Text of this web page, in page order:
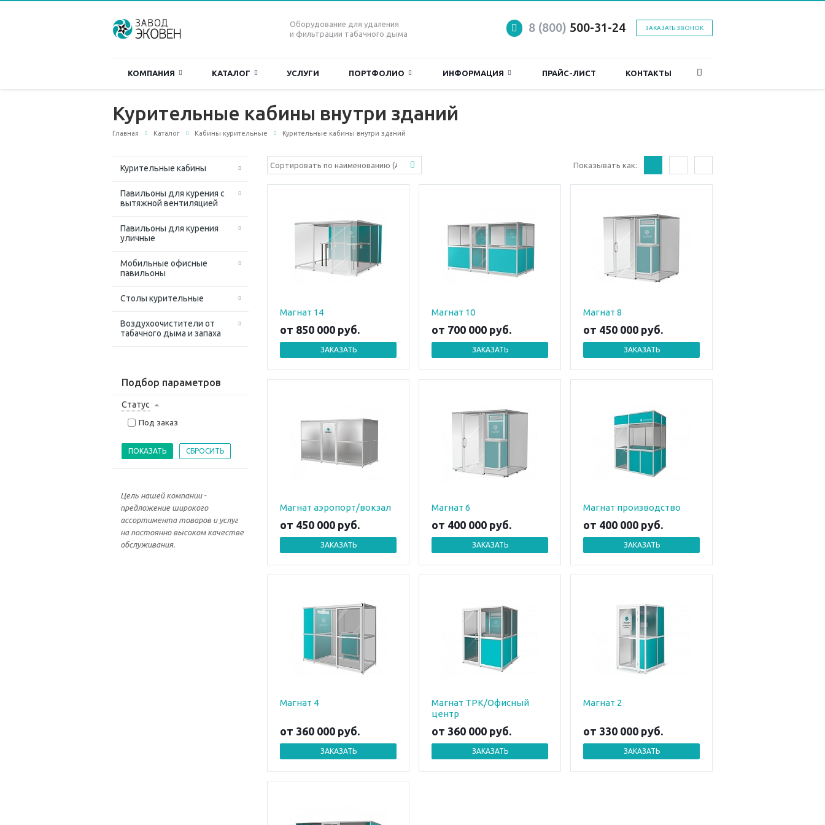
Оборудование для удаления
и фильтрации табачного дыма
ЗАКАЗАТЬ ЗВОНОК
8 (800) 500-31-24
КОМПАНИЯ КАТАЛОГ УСЛУГИ ПОРТФОЛИО ИНФОРМАЦИЯ ПРАЙС-ЛИСТ КОНТАКТЫ
Курительные кабины внутри зданий
Главная Каталог Кабины курительные Курительные кабины внутри зданий
Курительные кабины
Павильоны для курения с
вытяжной вентиляцией
Павильоны для курения
уличные
Мобильные офисные
павильоны
Столы курительные
Воздухоочистители от
табачного дыма и запаха
Подбор параметров
Статус
Под заказ
Цель нашей компании -
предложение широкого
ассортимента товаров и услуг
на постоянно высоком качестве
обслуживания.
Показывать как:
Магнат 14
от 850 000 руб.
ЗАКАЗАТЬ
Магнат 10
от 700 000 руб.
ЗАКАЗАТЬ
Магнат 8
от 450 000 руб.
ЗАКАЗАТЬ
Магнат аэропорт/вокзал
от 450 000 руб.
ЗАКАЗАТЬ
Магнат 6
от 400 000 руб.
ЗАКАЗАТЬ
Магнат производство
от 400 000 руб.
ЗАКАЗАТЬ
Магнат 4
от 360 000 руб.
ЗАКАЗАТЬ
Магнат ТРК/Офисный
центр
от 360 000 руб.
ЗАКАЗАТЬ
Магнат 2
от 330 000 руб.
ЗАКАЗАТЬ